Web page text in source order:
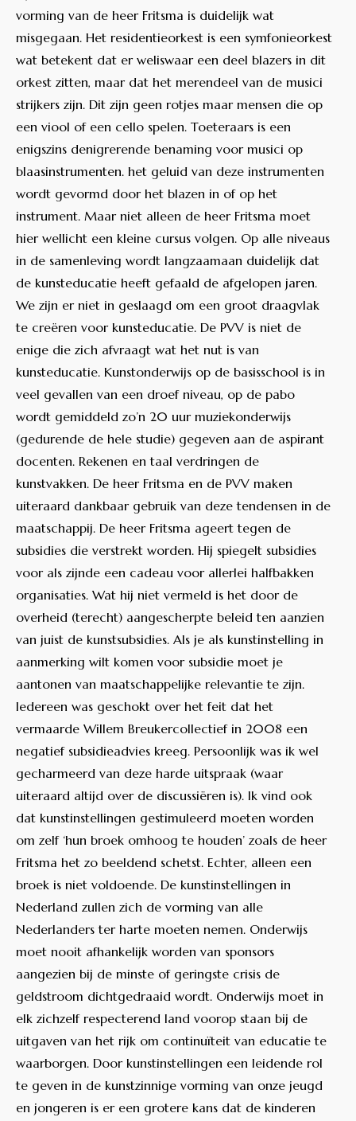
vorming van de heer Fritsma is duidelijk wat
misgegaan. Het residentieorkest is een symfonieorkest
wat betekent dat er weliswaar een deel blazers in dit
orkest zitten, maar dat het merendeel van de musici
strijkers zijn. Dit zijn geen rotjes maar mensen die op
een viool of een cello spelen. Toeteraars is een
enigszins denigrerende benaming voor musici op
blaasinstrumenten. het geluid van deze instrumenten
wordt gevormd door het blazen in of op het
instrument. Maar niet alleen de heer Fritsma moet
hier wellicht een kleine cursus volgen. Op alle niveaus
in de samenleving wordt langzaamaan duidelijk dat
de kunsteducatie heeft gefaald de afgelopen jaren.
We zijn er niet in geslaagd om een groot draagvlak
te creëren voor kunsteducatie. De PVV is niet de
enige die zich afvraagt wat het nut is van
kunsteducatie. Kunstonderwijs op de basisschool is in
veel gevallen van een droef niveau, op de pabo
wordt gemiddeld zo’n 20 uur muziekonderwijs
(gedurende de hele studie) gegeven aan de aspirant
docenten. Rekenen en taal verdringen de
kunstvakken. De heer Fritsma en de PVV maken
uiteraard dankbaar gebruik van deze tendensen in de
maatschappij. De heer Fritsma ageert tegen de
subsidies die verstrekt worden. Hij spiegelt subsidies
voor als zijnde een cadeau voor allerlei halfbakken
organisaties. Wat hij niet vermeld is het door de
overheid (terecht) aangescherpte beleid ten aanzien
van juist de kunstsubsidies. Als je als kunstinstelling in
aanmerking wilt komen voor subsidie moet je
aantonen van maatschappelijke relevantie te zijn.
Iedereen was geschokt over het feit dat het
vermaarde Willem Breukercollectief in 2008 een
negatief subsidieadvies kreeg. Persoonlijk was ik wel
gecharmeerd van deze harde uitspraak (waar
uiteraard altijd over de discussiëren is). Ik vind ook
dat kunstinstellingen gestimuleerd moeten worden
om zelf ‘hun broek omhoog te houden’ zoals de heer
Fritsma het zo beeldend schetst. Echter, alleen een
broek is niet voldoende. De kunstinstellingen in
Nederland zullen zich de vorming van alle
Nederlanders ter harte moeten nemen. Onderwijs
moet nooit afhankelijk worden van sponsors
aangezien bij de minste of geringste crisis de
geldstroom dichtgedraaid wordt. Onderwijs moet in
elk zichzelf respecterend land voorop staan bij de
uitgaven van het rijk om continuïteit van educatie te
waarborgen. Door kunstinstellingen een leidende rol
te geven in de kunstzinnige vorming van onze jeugd
en jongeren is er een grotere kans dat de kinderen